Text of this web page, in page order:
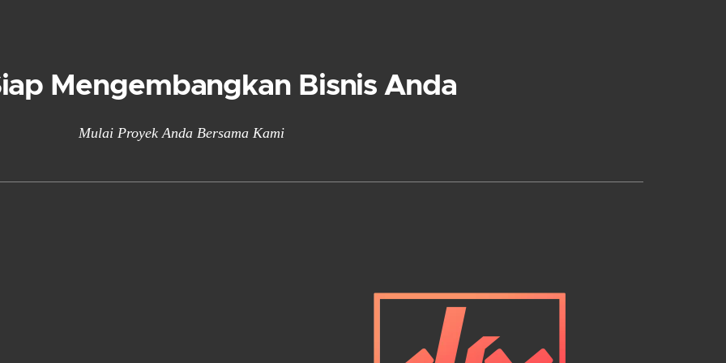
Mengembangkan Bisnis Anda
Mulai Proyek Anda Bersama Kami